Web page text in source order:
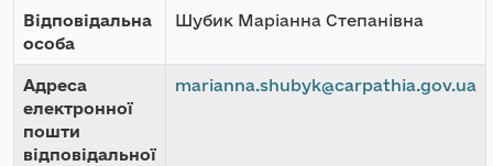
Відповідальна
особа
Шубик Маріанна Степанівна
Адреса
електронної
пошти
відповідальної
marianna.shubyk@carpathia.gov.ua